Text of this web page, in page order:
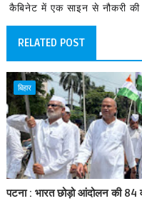
कैबिनेट में एक साइन से नौकरी की
RELATED POST
बिहार
पटना : भारत छोड़ो आंदोलन की 84